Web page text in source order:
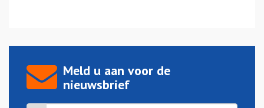
Meld u aan voor de
nieuwsbrief